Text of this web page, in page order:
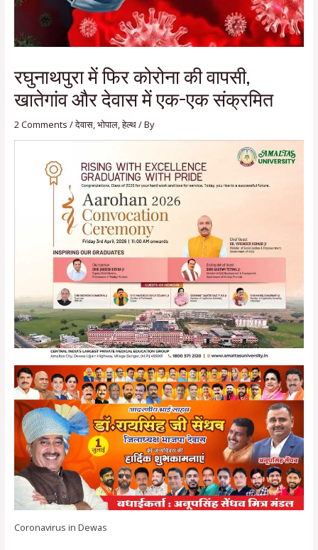
रघुनाथपुरा में फिर कोरोना की वापसी,
खातेगांव और देवास में एक-एक संक्रमित
2 Comments /देवास,भोपाल,हेल्थ/ By
Coronavirus in Dewas